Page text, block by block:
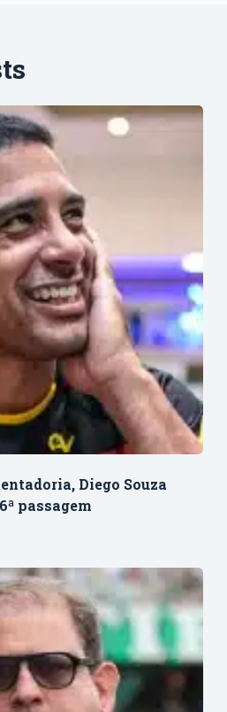
Diego Souza
passagem